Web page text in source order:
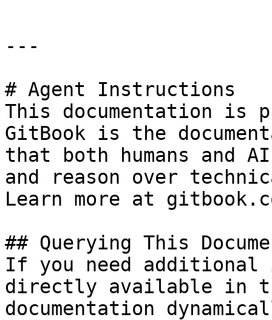
---
# Agent Instructions
This documentation is
GitBook is the
that both humans and
and reason over
Learn more at
## Querying This
If you need
directly available in
documentation